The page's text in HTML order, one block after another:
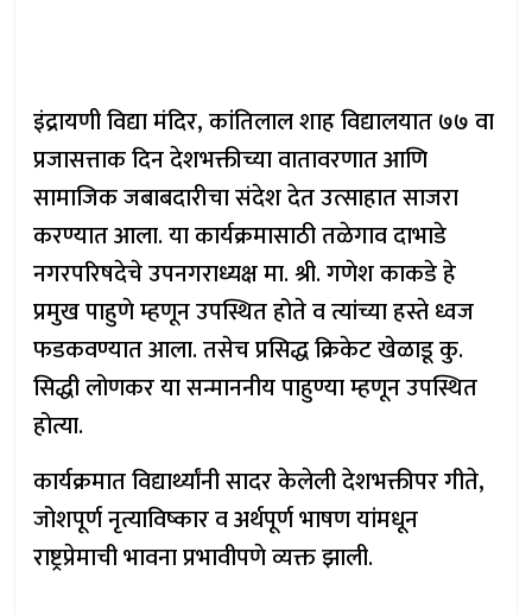
इंद्रायणी विद्या मंदिर, कांतिलाल शाह विद्यालयात ७७ वा
प्रजासत्ताक दिन देशभक्तीच्या वातावरणात आणि
सामाजिक जबाबदारीचा संदेश देत उत्साहात साजरा
करण्यात आला. या कार्यक्रमासाठी तळेगाव दाभाडे
नगरपरिषदेचे उपनगराध्यक्ष मा. श्री. गणेश काकडे हे
प्रमुख पाहुणे म्हणून उपस्थित होते व त्यांच्या हस्ते ध्वज
फडकवण्यात आला. तसेच प्रसिद्ध क्रिकेट खेळाडू कु.
सिद्धी लोणकर या सन्माननीय पाहुण्या म्हणून उपस्थित
होत्या.
कार्यक्रमात विद्यार्थ्यांनी सादर केलेली देशभक्तीपर गीते,
जोशपूर्ण नृत्याविष्कार व अर्थपूर्ण भाषण यांमधून
राष्ट्रप्रेमाची भावना प्रभावीपणे व्यक्त झाली.